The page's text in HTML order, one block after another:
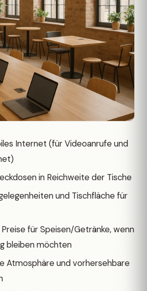
Internet (für Videoanrufe und
in Reichweite der Tische
und Tischfläche für
für Speisen/Getränke, wenn
bleiben möchten
Atmosphäre und vorhersehbare